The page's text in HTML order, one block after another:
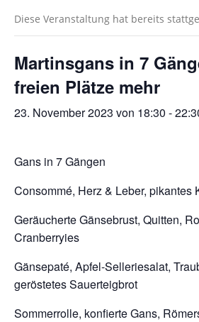
Diese Veranstaltung hat bereits
Martinsgans in 7
freien Plätze mehr
23. November 2023 von 18:30 -
Gans in 7 Gängen
Consommé, Herz & Leber, pikantes
Geräucherte Gänsebrust, Quitten,
Cranberryies
Gänsepaté, Apfel-Selleriesalat,
geröstetes Sauerteigbrot
Sommerrolle, konfierte Gans,